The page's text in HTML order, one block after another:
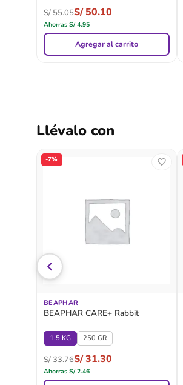
S/55.05S/50.10
Ahorras S/4.95
Agregar al carrito
Llévalo con
-7%
BEAPHAR
BEAPHAR CARE+ Rabbit
1.5 KG 250 GR
S/33.76S/31.30
Ahorras S/2.46